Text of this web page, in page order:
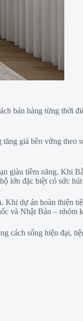
bán hàng từng thời
giá bền vững
tiềm năng. Khi
lớn đặc biệt có sức
dự án hoàn thiện
và Nhật Bản – nhóm
cách sống hiện đại,